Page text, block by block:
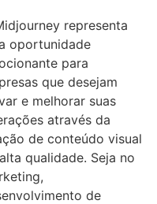
representa
oportunidade
para
que desejam
e melhorar suas
através da
de conteúdo visual
qualidade. Seja no
de